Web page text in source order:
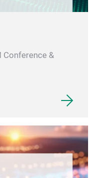
Conference &